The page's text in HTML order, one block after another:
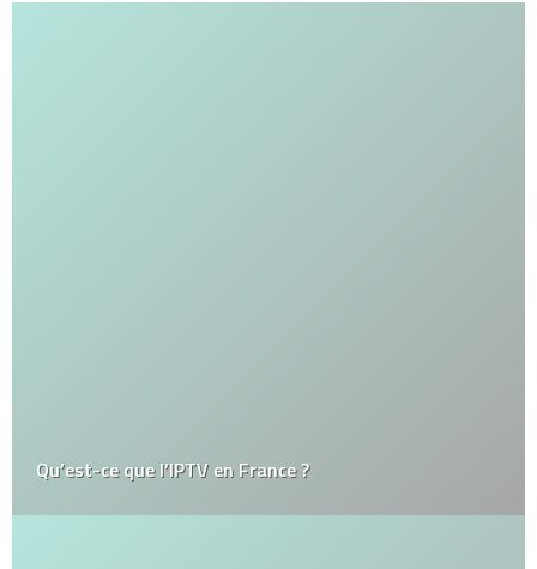
Qu’est-ce que l’IPTV en France ?